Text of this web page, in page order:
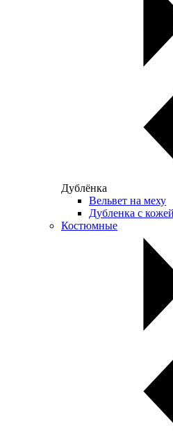
Дублёнка
Вельвет на меху
Дубленка с кожей
Костюмные